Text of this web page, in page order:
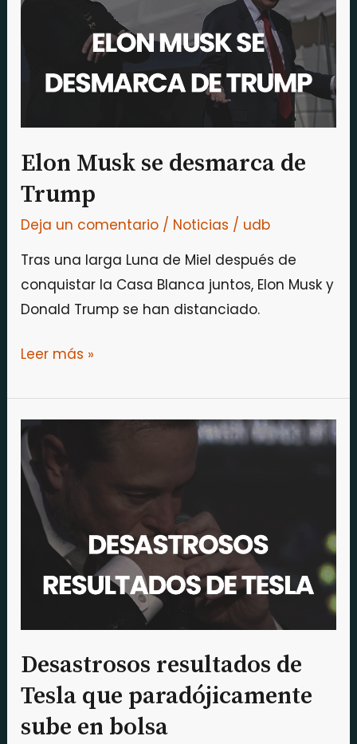
Elon Musk se desmarca de
Trump
Deja un comentario / Noticias / udb
Tras una larga Luna de Miel después de
conquistar la Casa Blanca juntos, Elon Musk y
Donald Trump se han distanciado.
Leer más »
Desastrosos resultados de
Tesla que paradójicamente
sube en bolsa
Desastrosos
resultados
de
Tesla
que
paradójicamente
sube
bolsa